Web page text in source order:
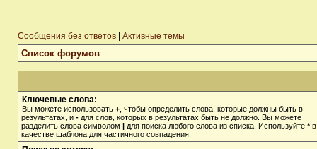
Сообщения без ответов Активные темы
Список форумов
Ключевые слова:
Вы можете использовать + , чтобы определить слова, которые должны быть в
результатах, и - для слов, которых в результатах быть не должно. Вы можете
разделить слова символом | для поиска любого слова из списка. Используйте *в
качестве шаблона для частичного совпадения.